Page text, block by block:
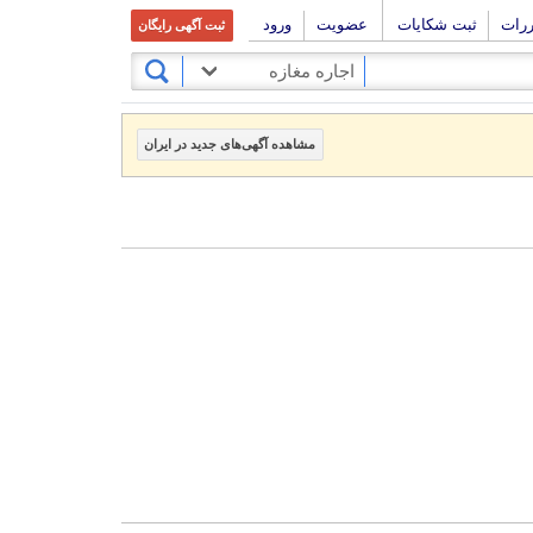
ثبت شکایات عضویت ورود ثبت آگهی رایگان
اجاره مغازه
مشاهده آگهی‌های جدید در ایران